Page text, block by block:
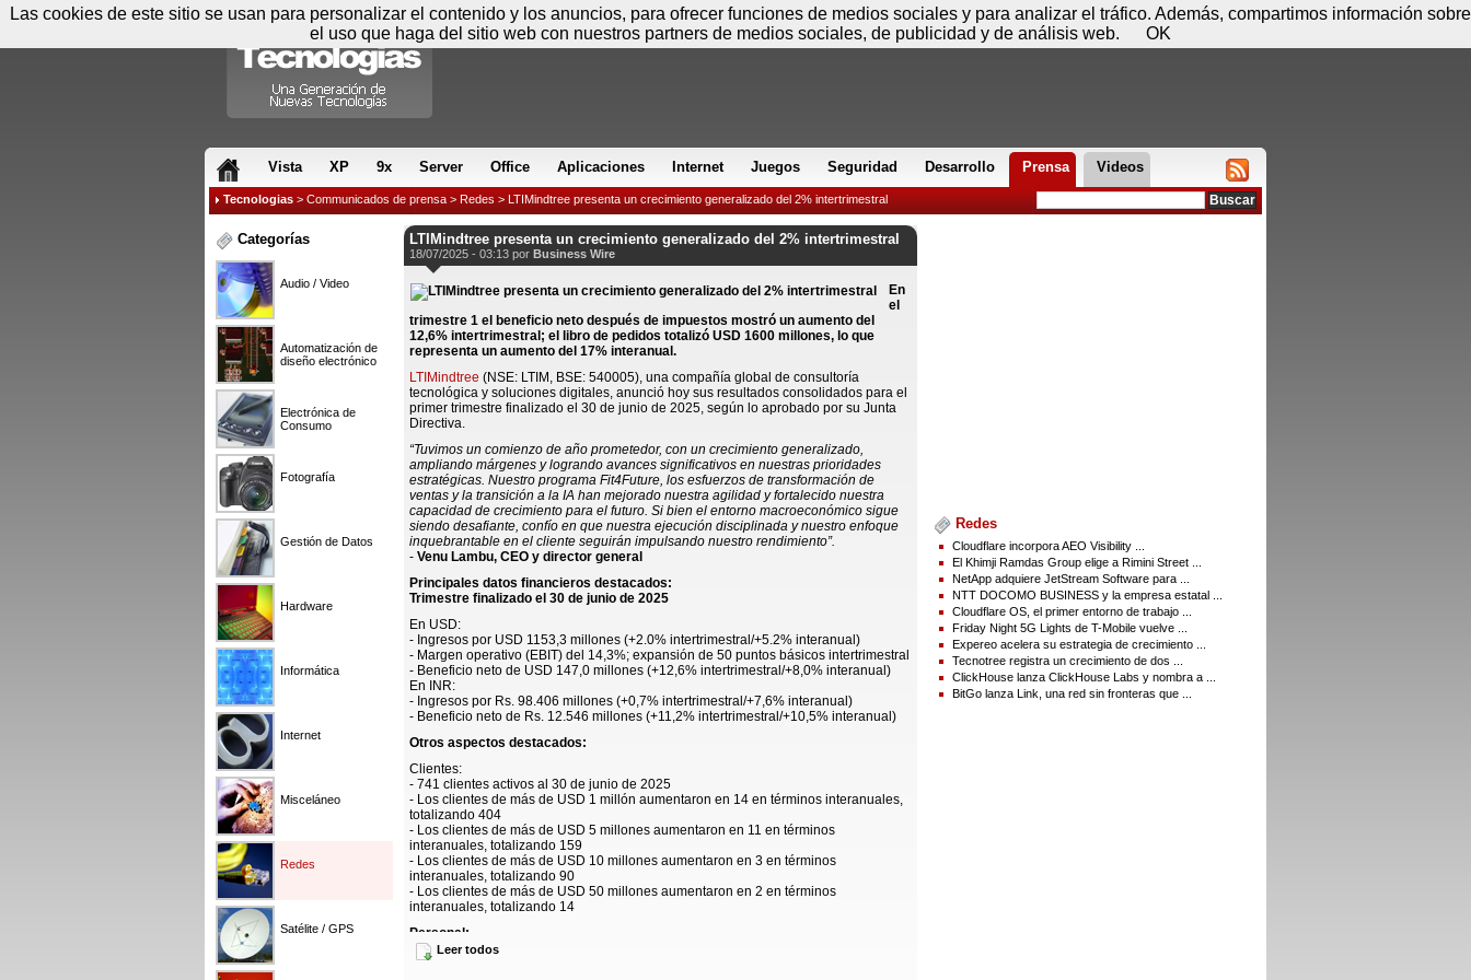
Vista XP 9x Server Office Aplicaciones Internet Juegos Seguridad Desarrollo Prensa Videos
Tecnologias > Communicados de prensa > Redes > LTIMindtree presenta un crecimiento generalizado del 2% intertrimestral
Categorías
Audio / Video
Automatización de
diseño electrónico
Electrónica de
Consumo
Fotografía
Gestión de Datos
Hardware
Informática
Internet
Misceláneo
Redes
Satélite / GPS
LTIMindtree presenta un crecimiento generalizado del 2% intertrimestral
18/07/2025 - 03:13 por Business Wire
En
el
trimestre 1 el beneficio neto después de impuestos mostró un aumento del
12,6% intertrimestral; el libro de pedidos totalizó USD 1600 millones, lo que
representa un aumento del 17% interanual.
LTIMindtree (NSE: LTIM, BSE: 540005), una compañía global de consultoría
tecnológica y soluciones digitales, anunció hoy sus resultados consolidados para el
primer trimestre finalizado el 30 de junio de 2025, según lo aprobado por su Junta
Directiva.
“Tuvimos un comienzo de año prometedor, con un crecimiento generalizado,
ampliando márgenes y logrando avances significativos en nuestras prioridades
estratégicas. Nuestro programa Fit4Future, los esfuerzos de transformación de
ventas y la transición a la IA han mejorado nuestra agilidad y fortalecido nuestra
capacidad de crecimiento para el futuro. Si bien el entorno macroeconómico sigue
siendo desafiante, confío en que nuestra ejecución disciplinada y nuestro enfoque
inquebrantable en el cliente seguirán impulsando nuestro rendimiento”.
- Venu Lambu, CEO y director general
Principales datos financieros destacados:
Trimestre finalizado el 30 de junio de 2025
En USD:
- Ingresos por USD 1153,3 millones (+2.0% intertrimestral/+5.2% interanual)
- Margen operativo (EBIT) del 14,3%; expansión de 50 puntos básicos intertrimestral
- Beneficio neto de USD 147,0 millones (+12,6% intertrimestral/+8,0% interanual)
En INR:
- Ingresos por Rs. 98.406 millones (+0,7% intertrimestral/+7,6% interanual)
- Beneficio neto de Rs. 12.546 millones (+11,2% intertrimestral/+10,5% interanual)
Otros aspectos destacados:
Clientes:
- 741 clientes activos al 30 de junio de 2025
- Los clientes de más de USD 1 millón aumentaron en 14 en términos interanuales,
totalizando 404
- Los clientes de más de USD 5 millones aumentaron en 11 en términos
interanuales, totalizando 159
- Los clientes de más de USD 10 millones aumentaron en 3 en términos
interanuales, totalizando 90
- Los clientes de más de USD 50 millones aumentaron en 2 en términos
interanuales, totalizando 14
Personal:
- 83.889 profesionales al 30 de junio de 2025
Leer todos
Redes
Cloudflare incorpora AEO Visibility ...
El Khimji Ramdas Group elige a Rimini Street ...
NetApp adquiere JetStream Software para ...
NTT DOCOMO BUSINESS y la empresa estatal ...
Cloudflare OS, el primer entorno de trabajo ...
Friday Night 5G Lights de T-Mobile vuelve ...
Expereo acelera su estrategia de crecimiento ...
Tecnotree registra un crecimiento de dos ...
ClickHouse lanza ClickHouse Labs y nombra a ...
BitGo lanza Link, una red sin fronteras que ...
Sábado 08 de agosto - 04:06 Registrar Conectar
Las cookies de este sitio se usan para personalizar el contenido y los anuncios, para ofrecer funciones de medios sociales y para analizar el tráfico. Además, compartimos información sobre
el uso que haga del sitio web con nuestros partners de medios sociales, de publicidad y de análisis web.
OK